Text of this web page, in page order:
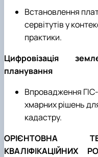
Встановлення
сервітутів у
практики.
Цифровізація
планування
Впровадження ГІС-
хмарних рішень
кадастру.
ОРІЄНТОВНА
КВАЛІФІКАЦІЙНИХ